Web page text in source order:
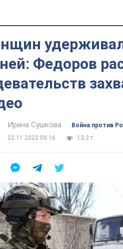
Федоров
Ирина Сушкова
Война против
22.11.2022 09:16
13,3 т.